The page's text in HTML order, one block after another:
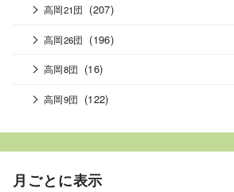
高岡21団 (207)
高岡26団 (196)
高岡8団 (16)
高岡9団 (122)
月ごとに表示